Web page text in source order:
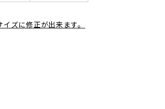
ズに修正が出来ます。